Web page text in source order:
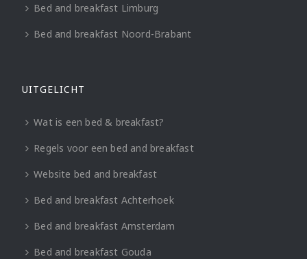
Bed and breakfast Limburg
Bed and breakfast Noord-Brabant
UITGELICHT
Wat is een bed & breakfast?
Regels voor een bed and breakfast
Website bed and breakfast
Bed and breakfast Achterhoek
Bed and breakfast Amsterdam
Bed and breakfast Gouda